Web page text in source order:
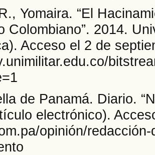
Yomaira. “El
Colombiano”. 2014.
Acceso el 2 de
de Panamá. Diario.
electrónico).
opinión/